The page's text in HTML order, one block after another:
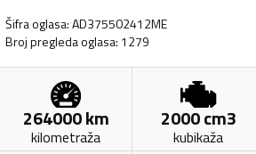
Šifra oglasa:AD375502412ME
Broj pregleda oglasa: 1279
264000km
kilometraža
2000cm3
kubikaža